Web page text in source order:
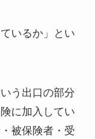
いるか」とい
う出口の部分
に加入してい
被保険者・受